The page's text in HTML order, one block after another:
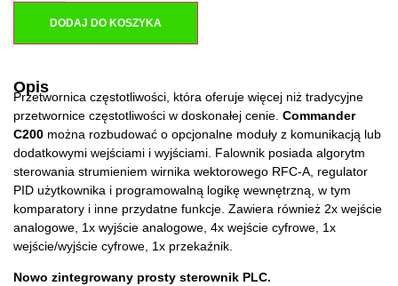
DODAJ DO KOSZYKA
Opis
Przetwornica częstotliwości, która oferuje więcej niż tradycyjne
przetwornice częstotliwości w doskonałej cenie. Commander
C200 można rozbudować o opcjonalne moduły z komunikacją lub
dodatkowymi wejściami i wyjściami. Falownik posiada algorytm
sterowania strumieniem wirnika wektorowego RFC-A, regulator
PID użytkownika i programowalną logikę wewnętrzną, w tym
komparatory i inne przydatne funkcje. Zawiera również 2x wejście
analogowe, 1x wyjście analogowe, 4x wejście cyfrowe, 1x
wejście/wyjście cyfrowe, 1x przekaźnik.
Nowo zintegrowany prosty sterownik PLC.